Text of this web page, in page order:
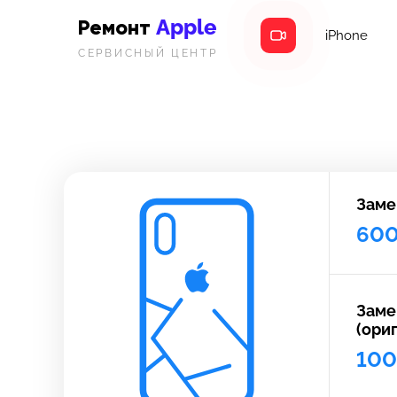
Ремонт Apple
СЕРВИСНЫЙ ЦЕНТР
iPhone